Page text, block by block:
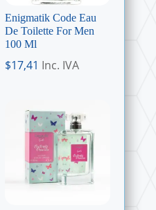
Enigmatik Code Eau
De Toilette For Men
100 Ml
$17,41 Inc. IVA